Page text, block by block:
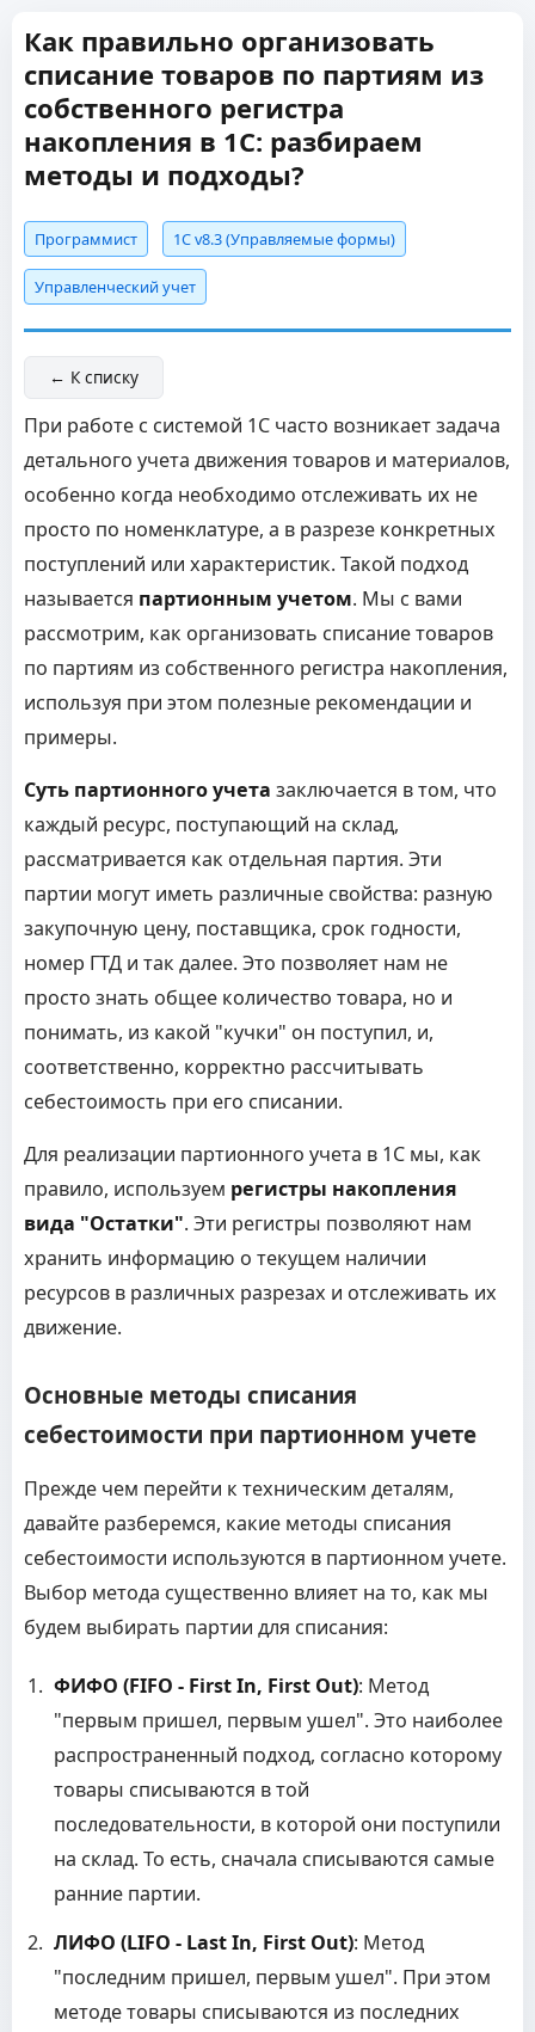
Как правильно организовать
списание товаров по партиям из
собственного регистра
накопления в 1С: разбираем
методы и подходы?
Программист 1С v8.3 (Управляемые формы)
Управленческий учет
← К списку
При работе с системой 1С часто возникает задача
детального учета движения товаров и материалов,
особенно когда необходимо отслеживать их не
просто по номенклатуре, а в разрезе конкретных
поступлений или характеристик. Такой подход
называется партионным учетом. Мы с вами
рассмотрим, как организовать списание товаров
по партиям из собственного регистра накопления,
используя при этом полезные рекомендации и
примеры.
Суть партионного учета заключается в том, что
каждый ресурс, поступающий на склад,
рассматривается как отдельная партия. Эти
партии могут иметь различные свойства: разную
закупочную цену, поставщика, срок годности,
номер ГТД и так далее. Это позволяет нам не
просто знать общее количество товара, но и
понимать, из какой "кучки" он поступил, и,
соответственно, корректно рассчитывать
себестоимость при его списании.
Для реализации партионного учета в 1С мы, как
правило, используем регистры накопления
вида "Остатки". Эти регистры позволяют нам
хранить информацию о текущем наличии
ресурсов в различных разрезах и отслеживать их
движение.
Основные методы списания
себестоимости при партионном учете
Прежде чем перейти к техническим деталям,
давайте разберемся, какие методы списания
себестоимости используются в партионном учете.
Выбор метода существенно влияет на то, как мы
будем выбирать партии для списания:
ФИФО (FIFO - First In, First Out): Метод
"первым пришел, первым ушел". Это наиболее
распространенный подход, согласно которому
товары списываются в той
последовательности, в которой они поступили
на склад. То есть, сначала списываются самые
ранние партии.
ЛИФО (LIFO - Last In, First Out): Метод
"последним пришел, первым ушел". При этом
методе товары списываются из последних